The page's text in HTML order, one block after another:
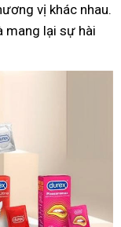
vị khác nhau.
mang lại sự hài